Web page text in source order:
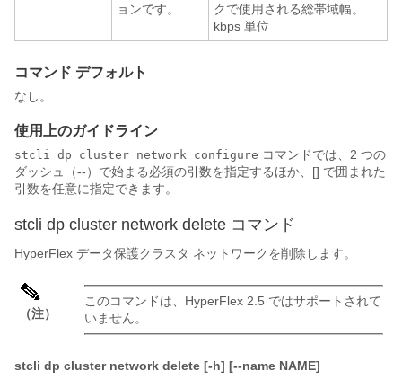
ョンです。
クで使用される総帯域幅。
kbps 単位
コマンド デフォルト
なし。
使用上のガイドライン
stcli dp cluster network configure コマンドでは、2 つの
ダッシュ（--）で始まる必須の引数を指定するほか、[] で囲まれた
引数を任意に指定できます。
stcli dp cluster network delete コマンド
HyperFlex データ保護クラスタ ネットワークを削除します。
（注）
このコマンドは、HyperFlex 2.5 ではサポートされて
いません。
stcli dp cluster network delete [-h] [--name NAME]